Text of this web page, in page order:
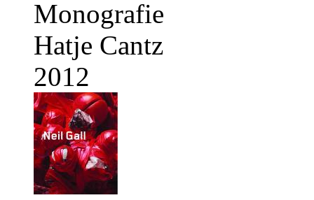
Monografie
Hatje Cantz
2012